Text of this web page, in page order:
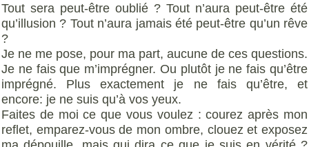
Tout sera peut-être oublié ? Tout n’aura peut-être été
qu’illusion ? Tout n’aura jamais été peut-être qu’un rêve
?
Je ne me pose, pour ma part, aucune de ces questions.
Je ne fais que m’imprégner. Ou plutôt je ne fais qu’être
imprégné. Plus exactement je ne fais qu’être, et
encore: je ne suis qu’à vos yeux.
Faites de moi ce que vous voulez : courez après mon
reflet, emparez-vous de mon ombre, clouez et exposez